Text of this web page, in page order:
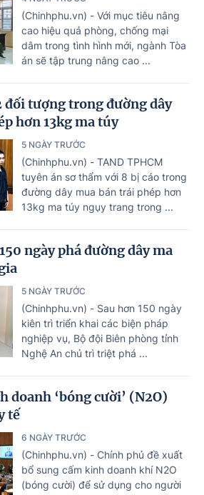
(Chinhphu.vn) - Với mục tiêu nâng
cao hiệu quả phòng, chống mại
dâm trong tình hình mới, ngành Tòa
án sẽ tập trung nâng cao ...
đối tượng trong đường dây
hơn 13kg ma túy
5 NGÀY TRƯỚC
(Chinhphu.vn) - TAND TPHCM
tuyên án sơ thẩm với 8 bị cáo trong
đường dây mua bán trái phép hơn
13kg ma túy ngụy trang trong ...
ngày phá đường dây ma
5 NGÀY TRƯỚC
(Chinhphu.vn) - Sau hơn 150 ngày
kiên trì triển khai các biện pháp
nghiệp vụ, Bộ đội Biên phòng tỉnh
Nghệ An chủ trì triệt phá ...
doanh ‘bóng cười’ (N2O)
tế
6 NGÀY TRƯỚC
(Chinhphu.vn) - Chính phủ đề xuất
bổ sung cấm kinh doanh khí N2O
(bóng cười) để sử dụng cho người